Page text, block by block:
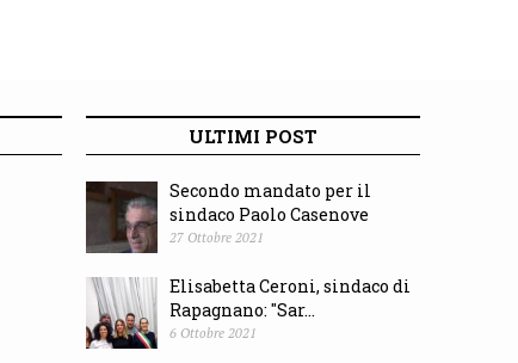
ULTIMI POST
Secondo mandato per il
sindaco Paolo Casenove
27 Ottobre 2021
Elisabetta Ceroni, sindaco di
Rapagnano: "Sar...
6 Ottobre 2021